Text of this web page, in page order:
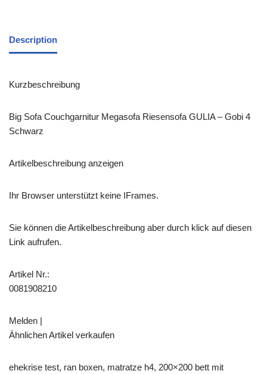
Description
Kurzbeschreibung
Big Sofa Couchgarnitur Megasofa Riesensofa GULIA – Gobi 4
Schwarz
Artikelbeschreibung anzeigen
Ihr Browser unterstützt keine IFrames.
Sie können die Artikelbeschreibung aber durch klick auf diesen
Link aufrufen.
Artikel Nr.:
0081908210
Melden |
Ähnlichen Artikel verkaufen
ehekrise test, ran boxen, matratze h4, 200×200 bett mit